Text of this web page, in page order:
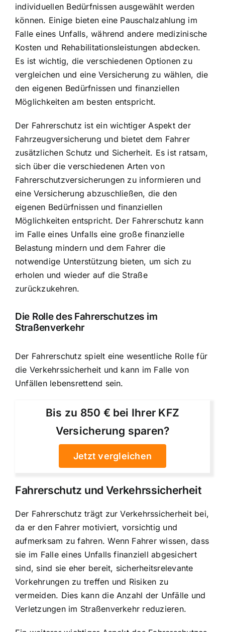
individuellen Bedürfnissen ausgewählt werden
können. Einige bieten eine Pauschalzahlung im
Falle eines Unfalls, während andere medizinische
Kosten und Rehabilitationsleistungen abdecken.
Es ist wichtig, die verschiedenen Optionen zu
vergleichen und eine Versicherung zu wählen, die
den eigenen Bedürfnissen und finanziellen
Möglichkeiten am besten entspricht.
Der Fahrerschutz ist ein wichtiger Aspekt der
Fahrzeugversicherung und bietet dem Fahrer
zusätzlichen Schutz und Sicherheit. Es ist ratsam,
sich über die verschiedenen Arten von
Fahrerschutzversicherungen zu informieren und
eine Versicherung abzuschließen, die den
eigenen Bedürfnissen und finanziellen
Möglichkeiten entspricht. Der Fahrerschutz kann
im Falle eines Unfalls eine große finanzielle
Belastung mindern und dem Fahrer die
notwendige Unterstützung bieten, um sich zu
erholen und wieder auf die Straße
zurückzukehren.
Die Rolle des Fahrerschutzes im
Straßenverkehr
Der Fahrerschutz spielt eine wesentliche Rolle für
die Verkehrssicherheit und kann im Falle von
Unfällen lebensrettend sein.
Bis zu 850 € bei Ihrer KFZ
Versicherung sparen?
Jetzt vergleichen
Fahrerschutz und Verkehrssicherheit
Der Fahrerschutz trägt zur Verkehrssicherheit bei,
da er den Fahrer motiviert, vorsichtig und
aufmerksam zu fahren. Wenn Fahrer wissen, dass
sie im Falle eines Unfalls finanziell abgesichert
sind, sind sie eher bereit, sicherheitsrelevante
Vorkehrungen zu treffen und Risiken zu
vermeiden. Dies kann die Anzahl der Unfälle und
Verletzungen im Straßenverkehr reduzieren.